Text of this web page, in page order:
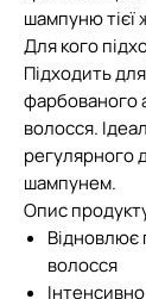
шампуню тієї
Для кого
Підходить
фарбованого
волосся.
регулярного
шампунем.
Опис
Відновлює
волосся